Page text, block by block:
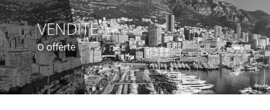
VENDITE
0 offerte